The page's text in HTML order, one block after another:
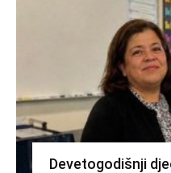
Devetogodišnji